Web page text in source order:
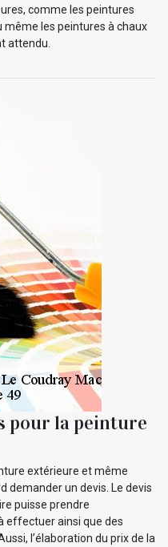
comme les peintures
même les peintures à chaux
attendu.
pour la peinture
extérieure et même
demander un devis. Le devis
puisse prendre
effectuer ainsi que des
l’élaboration du prix de la